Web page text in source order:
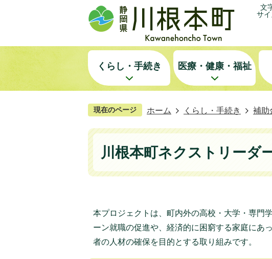
文
サ
くらし・手続き 医療・健康・福祉
現在のページ ホーム くらし・手続き 補助
川根本町ネクストリーダ
本プロジェクトは、町内外の高校・大学・専門
ーン就職の促進や、経済的に困窮する家庭にあ
者の人材の確保を目的とする取り組みです。